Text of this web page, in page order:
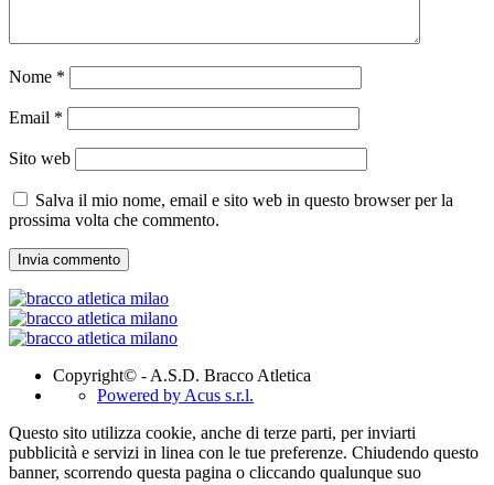
Nome *
Email *
Sito web
Salva il mio nome, email e sito web in questo browser per la
prossima volta che commento.
Copyright© - A.S.D. Bracco Atletica
Powered by Acus s.r.l.
Questo sito utilizza cookie, anche di terze parti, per inviarti
pubblicità e servizi in linea con le tue preferenze. Chiudendo questo
banner, scorrendo questa pagina o cliccando qualunque suo